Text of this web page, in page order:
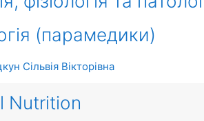
(парамедики)
Сільвія Вікторівна
Nutrition